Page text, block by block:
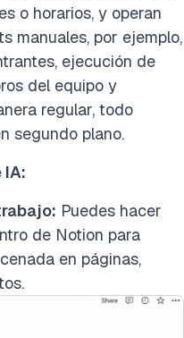
o horarios, y operan
manuales, por ejemplo,
ejecución de
del equipo y
regular, todo
segundo plano.
Puedes hacer
de Notion para
en páginas,